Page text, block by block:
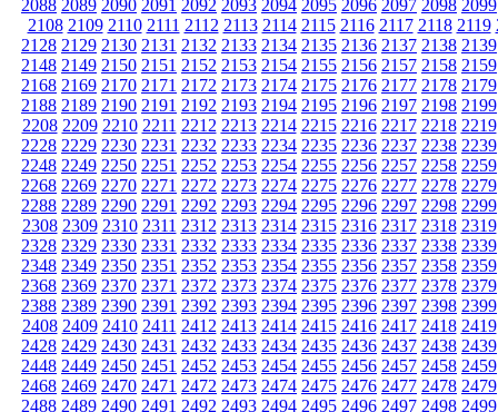
2088 2089 2090 2091 2092 2093 2094 2095 2096 2097 2098 2099
2108 2109 2110 2111 2112 2113 2114 2115 2116 2117 2118 2119
2128 2129 2130 2131 2132 2133 2134 2135 2136 2137 2138 2139
2148 2149 2150 2151 2152 2153 2154 2155 2156 2157 2158 2159
2168 2169 2170 2171 2172 2173 2174 2175 2176 2177 2178 2179
2188 2189 2190 2191 2192 2193 2194 2195 2196 2197 2198 2199
2208 2209 2210 2211 2212 2213 2214 2215 2216 2217 2218 2219
2228 2229 2230 2231 2232 2233 2234 2235 2236 2237 2238 2239
2248 2249 2250 2251 2252 2253 2254 2255 2256 2257 2258 2259
2268 2269 2270 2271 2272 2273 2274 2275 2276 2277 2278 2279
2288 2289 2290 2291 2292 2293 2294 2295 2296 2297 2298 2299
2308 2309 2310 2311 2312 2313 2314 2315 2316 2317 2318 2319
2328 2329 2330 2331 2332 2333 2334 2335 2336 2337 2338 2339
2348 2349 2350 2351 2352 2353 2354 2355 2356 2357 2358 2359
2368 2369 2370 2371 2372 2373 2374 2375 2376 2377 2378 2379
2388 2389 2390 2391 2392 2393 2394 2395 2396 2397 2398 2399
2408 2409 2410 2411 2412 2413 2414 2415 2416 2417 2418 2419
2428 2429 2430 2431 2432 2433 2434 2435 2436 2437 2438 2439
2448 2449 2450 2451 2452 2453 2454 2455 2456 2457 2458 2459
2468 2469 2470 2471 2472 2473 2474 2475 2476 2477 2478 2479
2488 2489 2490 2491 2492 2493 2494 2495 2496 2497 2498 2499